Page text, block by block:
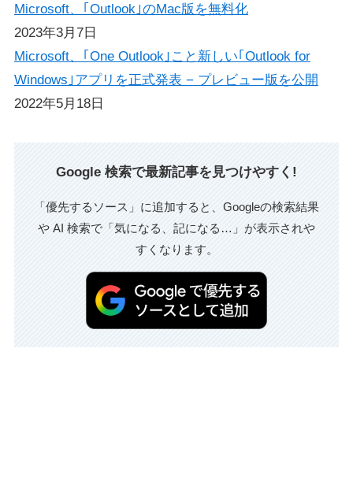
Microsoft、｢Outlook｣のMac版を無料化
2023年3月7日
Microsoft、｢One Outlook｣こと新しい｢Outlook for
Windows｣アプリを正式発表 − プレビュー版を公開
2022年5月18日
Google 検索で最新記事を見つけやすく!
「優先するソース」に追加すると、Googleの検索結果
や AI 検索で「気になる、記になる…」が表示されや
すくなります。